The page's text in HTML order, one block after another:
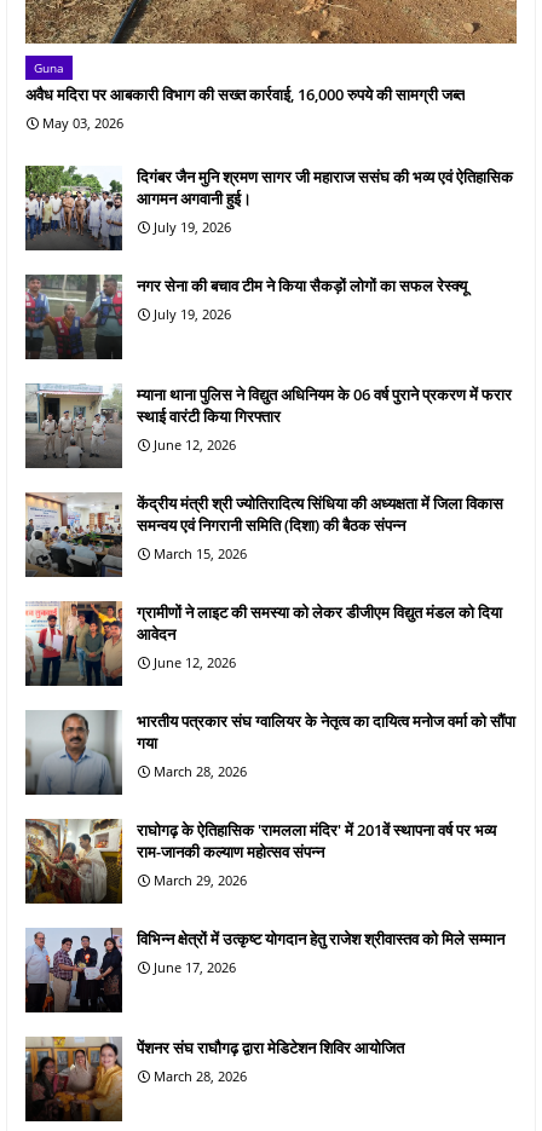
Guna
अवैध मदिरा पर आबकारी विभाग की सख्त कार्रवाई, 16,000 रुपये की सामग्री जब्त
May 03, 2026
दिगंबर जैन मुनि श्रमण सागर जी महाराज ससंघ की भव्य एवं ऐतिहासिक
आगमन अगवानी हुई।
July 19, 2026
नगर सेना की बचाव टीम ने किया सैकड़ों लोगों का सफल रेस्क्यू
July 19, 2026
म्याना थाना पुलिस ने विद्युत अधिनियम के 06 वर्ष पुराने प्रकरण में फरार
स्थाई वारंटी किया गिरफ्तार
June 12, 2026
केंद्रीय मंत्री श्री ज्योतिरादित्य सिंधिया की अध्यक्षता में जिला विकास
समन्वय एवं निगरानी समिति (दिशा) की बैठक संपन्न
March 15, 2026
ग्रामीणों ने लाइट की समस्या को लेकर डीजीएम विद्युत मंडल को दिया
आवेदन
June 12, 2026
भारतीय पत्रकार संघ ग्वालियर के नेतृत्व का दायित्व मनोज वर्मा को सौंपा
गया
March 28, 2026
राघोगढ़ के ऐतिहासिक 'रामलला मंदिर' में 201वें स्थापना वर्ष पर भव्य
राम-जानकी कल्याण महोत्सव संपन्न
March 29, 2026
विभिन्न क्षेत्रों में उत्कृष्ट योगदान हेतु राजेश श्रीवास्तव को मिले सम्मान
June 17, 2026
पेंशनर संघ राघौगढ़ द्वारा मेडिटेशन शिविर आयोजित
March 28, 2026